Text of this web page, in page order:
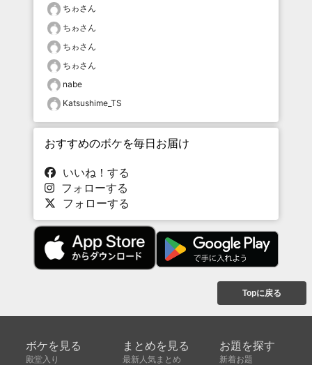
ちゎさん
ちゎさん
ちゎさん
ちゎさん
nabe
Katsushime_TS
おすすめのボケを毎日お届け
いいね！する
フォローする
フォローする
Topに戻る
ボケを見る
殿堂入り
まとめを見る
最新人気まとめ
お題を探す
新着お題